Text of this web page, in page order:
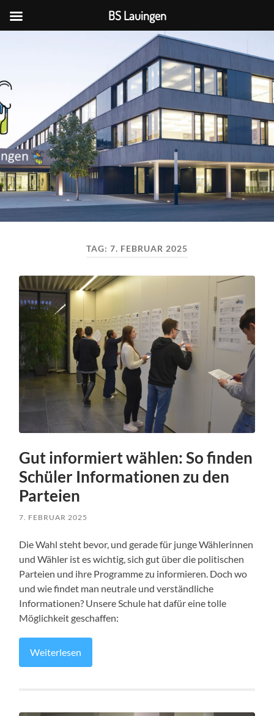
BS
TAG: 7. FEBRUAR 2025
Gut informiert wählen: So finden
Schüler Informationen zu den
Parteien
7. FEBRUAR 2025
Die Wahl steht bevor, und gerade für junge Wählerinnen
und Wähler ist es wichtig, sich gut über die politischen
Parteien und ihre Programme zu informieren. Doch wo
und wie findet man neutrale und verständliche
Informationen? Unsere Schule hat dafür eine tolle
Möglichkeit geschaffen:
Weiterlesen
BS Lauingen